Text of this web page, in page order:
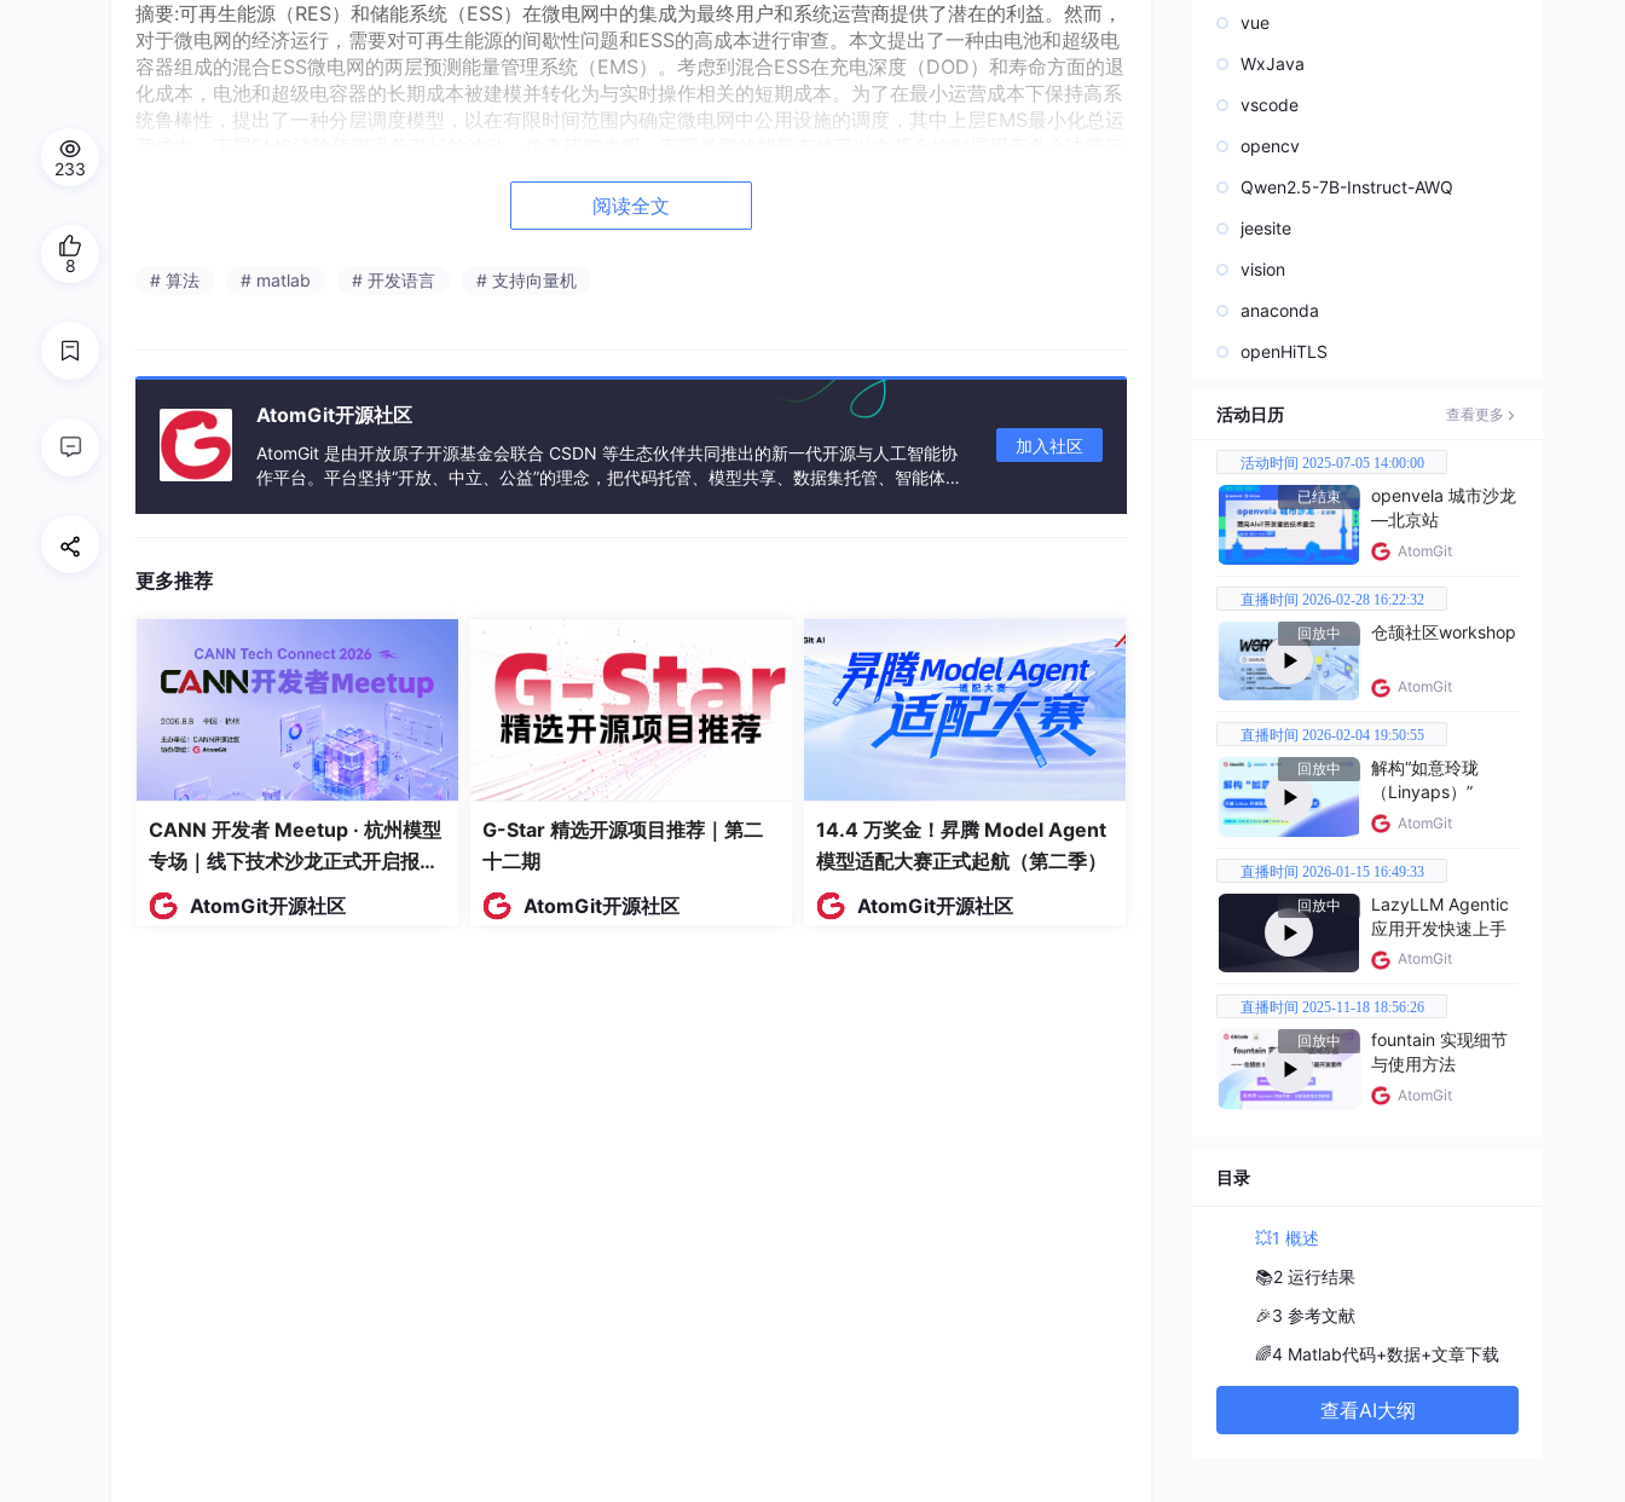
摘要:可再生能源（RES）和储能系统（ESS）在微电网中的集成为最终用户和系统运营商提供了潜在的利益。然而，
对于微电网的经济运行，需要对可再生能源的间歇性问题和ESS的高成本进行审查。本文提出了一种由电池和超级电
容器组成的混合ESS微电网的两层预测能量管理系统（EMS）。考虑到混合ESS在充电深度（DOD）和寿命方面的退
化成本，电池和超级电容器的长期成本被建模并转化为与实时操作相关的短期成本。为了在最小运营成本下保持高系
统鲁棒性，提出了一种分层调度模型，以在有限时间范围内确定微电网中公用设施的调度，其中上层EMS最小化总运
阅读全文
# 算法 # matlab # 开发语言 # 支持向量机
AtomGit开源社区
AtomGit 是由开放原子开源基金会联合 CSDN 等生态伙伴共同推出的新一代开源与人工智能协
作平台。平台坚持“开放、中立、公益”的理念，把代码托管、模型共享、数据集托管、智能体开
加入社区
更多推荐
CANN 开发者 Meetup · 杭州模型
专场｜线下技术沙龙正式开启报
名！
AtomGit开源社区
G-Star 精选开源项目推荐｜第二
十二期
AtomGit开源社区
14.4 万奖金！昇腾 Model Agent
模型适配大赛正式起航（第二季）
AtomGit开源社区
233
8
vue
WxJava
vscode
opencv
Qwen2.5-7B-Instruct-AWQ
jeesite
vision
anaconda
openHiTLS
活动日历 查看更多
活动时间 2025-07-05 14:00:00
已结束
openvela 城市沙龙
—北京站
AtomGit
直播时间 2026-02-28 16:22:32
回放中
仓颉社区workshop
AtomGit
直播时间 2026-02-04 19:50:55
回放中
解构“如意玲珑
（Linyaps）”
AtomGit
直播时间 2026-01-15 16:49:33
回放中
LazyLLM Agentic
应用开发快速上手
AtomGit
直播时间 2025-11-18 18:56:26
回放中
fountain 实现细节
与使用方法
AtomGit
目录
💥1 概述
📚2 运行结果
🎉3 参考文献
🌈4 Matlab代码+数据+文章下载
查看AI大纲